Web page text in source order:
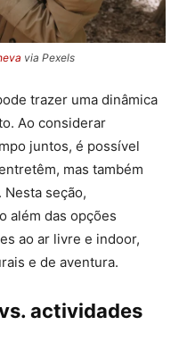
via Pexels
trazer uma dinâmica
Ao considerar
juntos, é possível
mas também
seção,
além das opções
ao ar livre e indoor,
e de aventura.
actividades